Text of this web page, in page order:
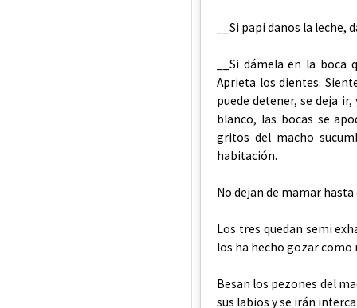
__Si papi danos la leche,
__Si dámela en la
Aprieta los dientes.
puede detener, se deja
blanco, las bocas se
gritos del macho
habitación.
No dejan de mamar
Los tres quedan semi
los ha hecho gozar
Besan los pezones del
sus labios y se irán